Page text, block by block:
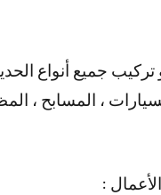
جميع أنواع
، المسابح ،
: